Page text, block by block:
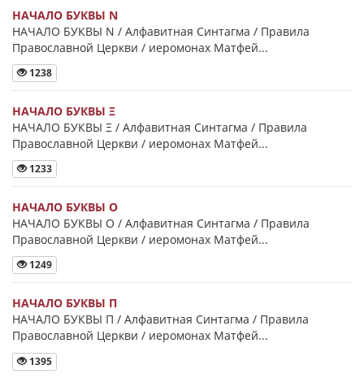
НАЧАЛО БУКВЫ Ν
НАЧАЛО БУКВЫ Ν / Алфавитная Синтагма / Правила
Православной Церкви / иеромонах Матфей...
1238
НАЧАЛО БУКВЫ Ξ
НАЧАЛО БУКВЫ Ξ / Алфавитная Синтагма / Правила
Православной Церкви / иеромонах Матфей...
1233
НАЧАЛО БУКВЫ Ο
НАЧАЛО БУКВЫ Ο / Алфавитная Синтагма / Правила
Православной Церкви / иеромонах Матфей...
1249
НАЧАЛО БУКВЫ Π
НАЧАЛО БУКВЫ Π / Алфавитная Синтагма / Правила
Православной Церкви / иеромонах Матфей...
1395